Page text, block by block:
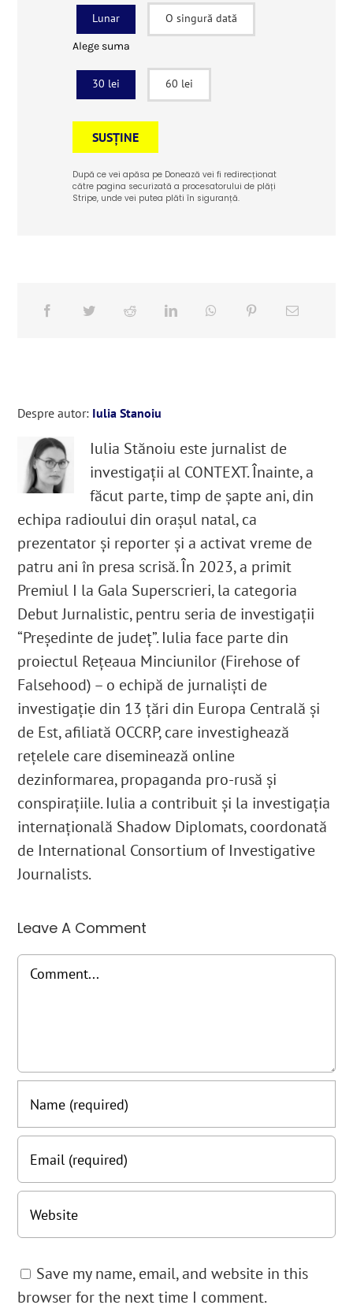
Lunar O singură dată
Alege suma
30 lei 60 lei
SUSȚINE
După ce vei apăsa pe Donează vei fi redirecționat
către pagina securizată a procesatorului de plăți
Stripe, unde vei putea plăti în siguranță.
Despre autor: Iulia Stanoiu
Iulia Stănoiu este jurnalist de
investigații al CONTEXT. Înainte, a
făcut parte, timp de șapte ani, din
echipa radioului din orașul natal, ca
prezentator și reporter și a activat vreme de
patru ani în presa scrisă. În 2023, a primit
Premiul I la Gala Superscrieri, la categoria
Debut Jurnalistic, pentru seria de investigații
“Președinte de județ”. Iulia face parte din
proiectul Rețeaua Minciunilor (Firehose of
Falsehood) – o echipă de jurnaliști de
investigație din 13 țări din Europa Centrală și
de Est, afiliată OCCRP, care investighează
rețelele care diseminează online
dezinformarea, propaganda pro-rusă și
conspirațiile. Iulia a contribuit și la investigația
internațională Shadow Diplomats, coordonată
de International Consortium of Investigative
Journalists.
Leave A Comment
Comment
Save my name, email, and website in this
browser for the next time I comment.